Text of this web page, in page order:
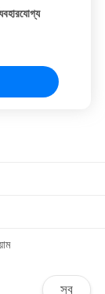
সব